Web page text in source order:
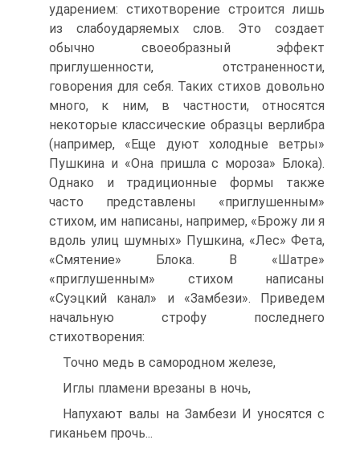
ударением: стихотворение строится лишь
из слабоударяемых слов. Это создает
обычно своеобразный эффект
приглушенности, отстраненности,
говорения для себя. Таких стихов довольно
много, к ним, в частности, относятся
некоторые классические образцы верлибра
(например, «Еще дуют холодные ветры»
Пушкина и «Она пришла с мороза» Блока).
Однако и традиционные формы также
часто представлены «приглушенным»
стихом, им написаны, например, «Брожу ли я
вдоль улиц шумных» Пушкина, «Лес» Фета,
«Смятение» Блока. В «Шатре»
«приглушенным» стихом написаны
«Суэцкий канал» и «Замбези». Приведем
начальную строфу последнего
стихотворения:
Точно медь в самородном железе,
Иглы пламени врезаны в ночь,
Напухают валы на Замбези И уносятся с
гиканьем прочь...